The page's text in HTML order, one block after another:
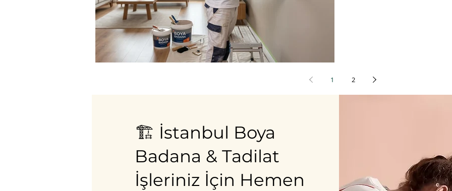
1 2
🏗️ İstanbul Boya
Badana & Tadilat
İşleriniz İçin Hemen